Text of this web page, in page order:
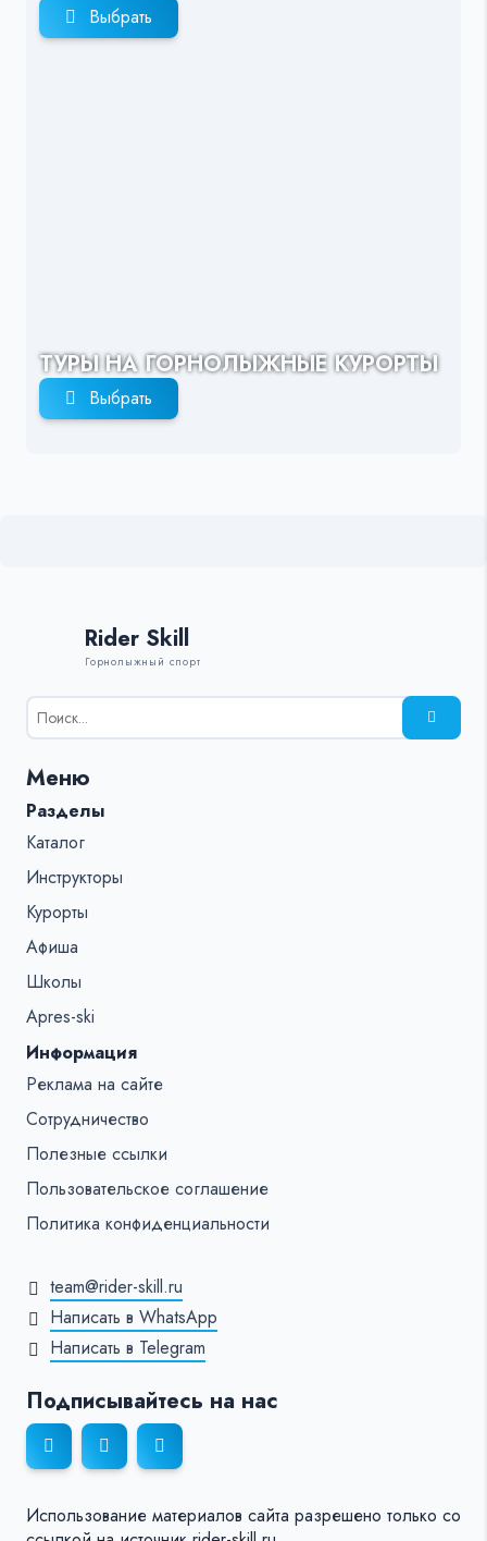
Выбрать
ТУРЫ НА ГОРНОЛЫЖНЫЕ КУРОРТЫ
Выбрать
Rider Skill
Горнолыжный спорт
Результаты
поиска
%s:
Меню
Разделы
Каталог
Инструкторы
Курорты
Афиша
Школы
Apres-ski
Информация
Реклама на сайте
Сотрудничество
Полезные ссылки
Пользовательское соглашение
Политика конфиденциальности
team@rider-skill.ru
Написать в WhatsApp
Написать в Telegram
Подписывайтесь на нас
Использование материалов сайта разрешено только со